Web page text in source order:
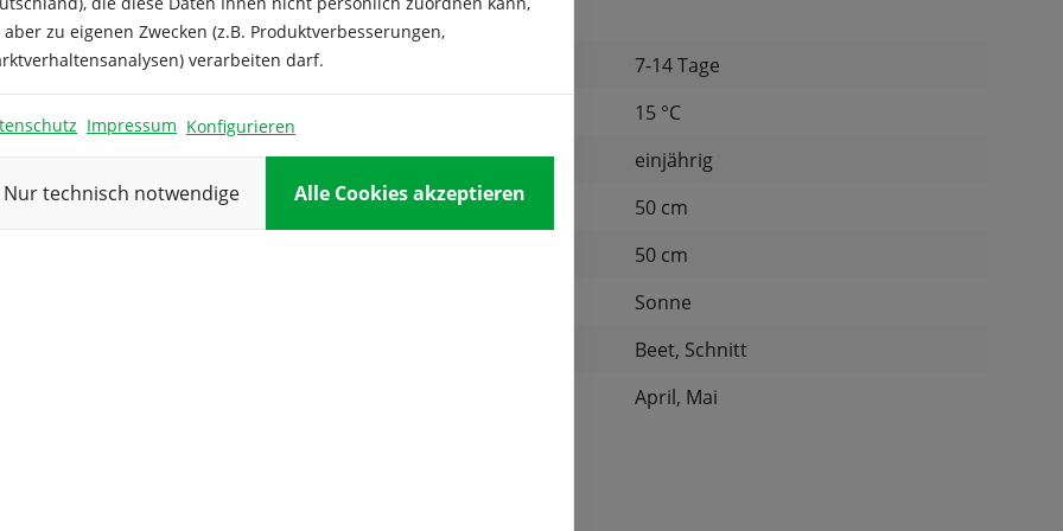
für:
7-14 Tage
15 °C
Kulturdauer:
einjährig
Pflanzabstand:
50 cm
50 cm
Sonne
Beet, Schnitt
April, Mai
aber zu eigenen Zwecken (z.B. Produktverbesserungen,
verarbeiten darf.
Impressum Konfigurieren
Nur technisch notwendige Alle Cookies akzeptieren